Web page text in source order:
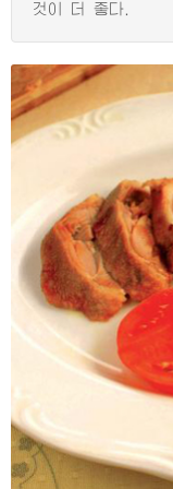
것이 더 좋다.